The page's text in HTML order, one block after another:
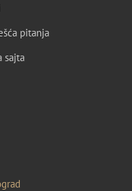
pitanja
sajta